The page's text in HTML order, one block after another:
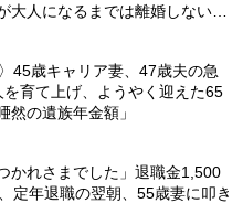
大人になるまでは離婚しない」
45歳キャリア妻、47歳夫の急
育て上げ、ようやく迎えた65
然の遺族年金額」
かれさまでした」退職金1,500
定年退職の翌朝、55歳妻に叩き